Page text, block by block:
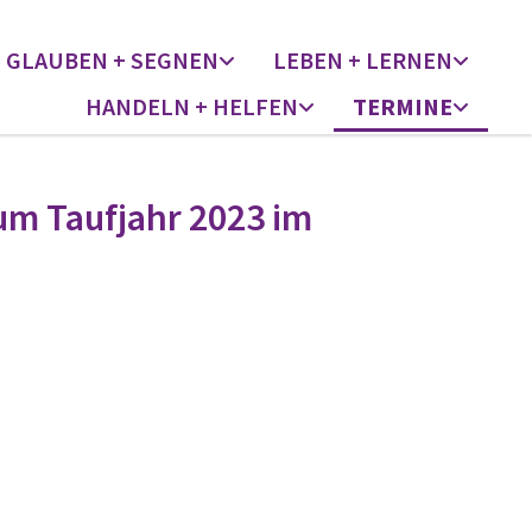
GLAUBEN + SEGNEN
LEBEN + LERNEN
HANDELN + HELFEN
TERMINE
Taufjahr 2023 im